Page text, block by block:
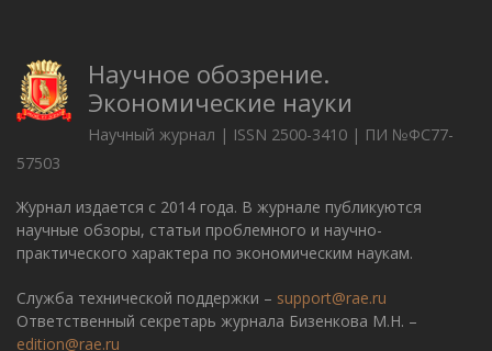
Научное обозрение.
Экономические науки
Научный журнал | ISSN 2500-3410 | ПИ №ФС77-
57503
Журнал издается с 2014 года. В журнале публикуются
научные обзоры, статьи проблемного и научно-
практического характера по экономическим наукам.
Служба технической поддержки – support@rae.ru
Ответственный секретарь журнала Бизенкова М.Н. –
edition@rae.ru